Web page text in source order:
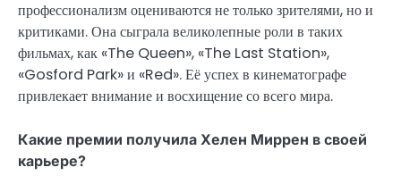
профессионализм оцениваются не только зрителями, но и
критиками. Она сыграла великолепные роли в таких
фильмах, как «The Queen», «The Last Station»,
«Gosford Park» и «Red». Её успех в кинематографе
привлекает внимание и восхищение со всего мира.
Какие премии получила Хелен Миррен в своей
карьере?